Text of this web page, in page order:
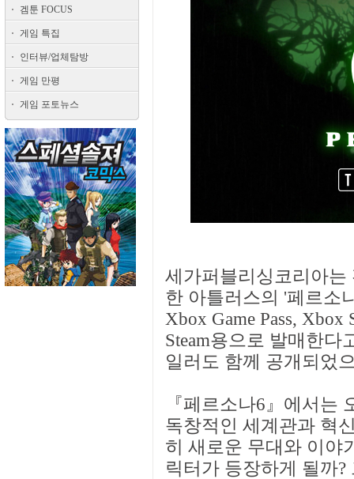
겜툰 FOCUS
게임 특집
인터뷰/업체탐방
게임 만평
게임 포토뉴스
세가퍼블리싱코리아는
한 아틀러스의 '페르소
Xbox Game Pass, Xbox
Steam용으로 발매한
일러도 함께 공개되었
『페르소나6』에서는
독창적인 세계관과 혁
히 새로운 무대와 이야
릭터가 등장하게 될까